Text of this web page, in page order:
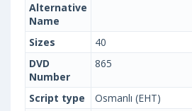
Alternative
Name
Sizes
40
DVD
Number
865
Script type
Osmanlı (EHT)